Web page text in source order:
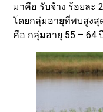
มาคือ รับจ้าง ร้อยละ
โดยกลุ่มอายุที่พบสูงสุ
คือ กลุ่มอายุ 55 – 64